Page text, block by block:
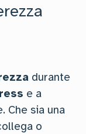
durante
e a
Che sia una
o